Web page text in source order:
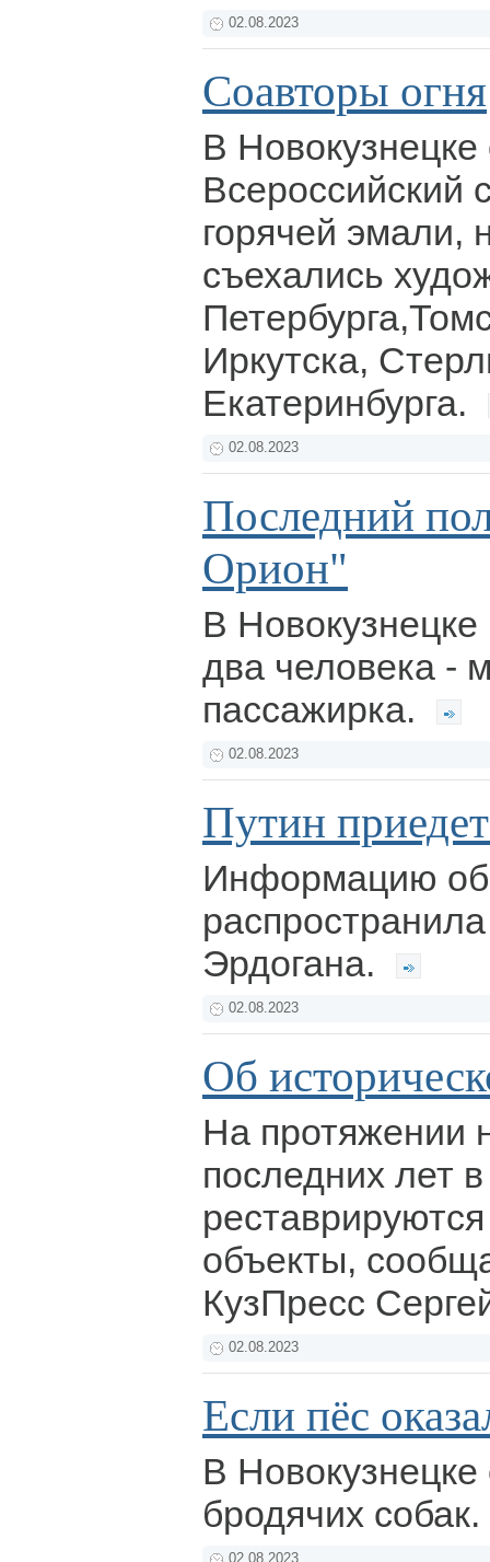
02.08.2023
Соавторы огня
В Новокузнецке
Всероссийский
горячей эмали,
съехались
Иркутска,
Екатеринбурга.
02.08.2023
Последний
Орион"
В
два человека -
пассажирка.
02.08.2023
Путин
Информацию
Эрдогана.
02.08.2023
Об
На протяжении
последних лет
объекты,
КузПресс
02.08.2023
Если пёс
В Новокузнецке
бродячих собак.
02.08.2023